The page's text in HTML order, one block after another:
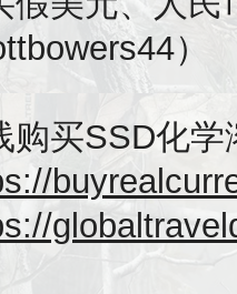
）
购买SSD化学